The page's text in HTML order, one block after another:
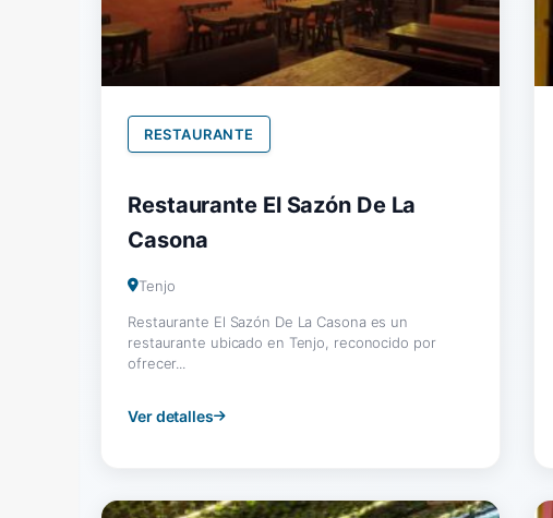
RESTAURANTE
Restaurante El Sazón De La
Casona
Tenjo
Restaurante El Sazón De La Casona es un
restaurante ubicado en Tenjo, reconocido por
ofrecer...
Ver detalles